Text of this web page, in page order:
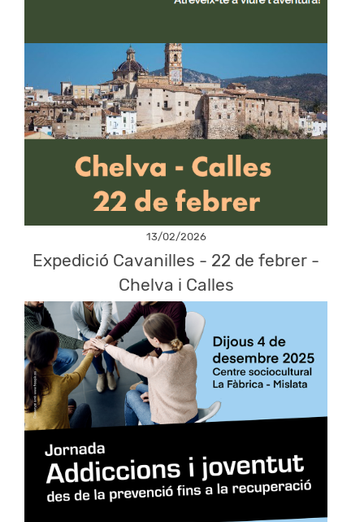
13/02/2026
Expedició Cavanilles - 22 de febrer -
Chelva i Calles